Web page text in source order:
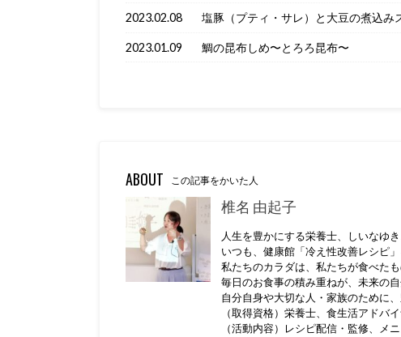
2023.02.08 塩豚（プティ・サレ）と大豆の煮込み
2023.01.09 鯛の昆布しめ〜とろろ昆布〜
ABOUT この記事をかいた人
椎名 由起子
人生を豊かにする栄養士、しいなゆき
いつも、健康館「冷え性改善レシピ
私たちのカラダは、私たちが食べたも
毎日のお食事の積み重ねが、未来の
自分自身や大切な人・家族のために
（取得資格）栄養士、食生活アドバ
（活動内容）レシピ配信・監修、メ